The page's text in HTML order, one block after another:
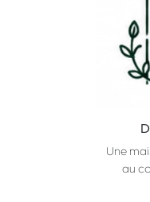
Une
au